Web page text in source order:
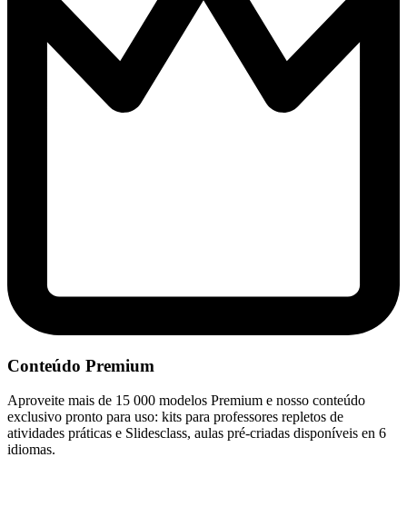
Conteúdo Premium
Aproveite mais de 15 000 modelos Premium e nosso conteúdo
exclusivo pronto para uso: kits para professores repletos de
atividades práticas e Slidesclass, aulas pré-criadas disponíveis en 6
idiomas.